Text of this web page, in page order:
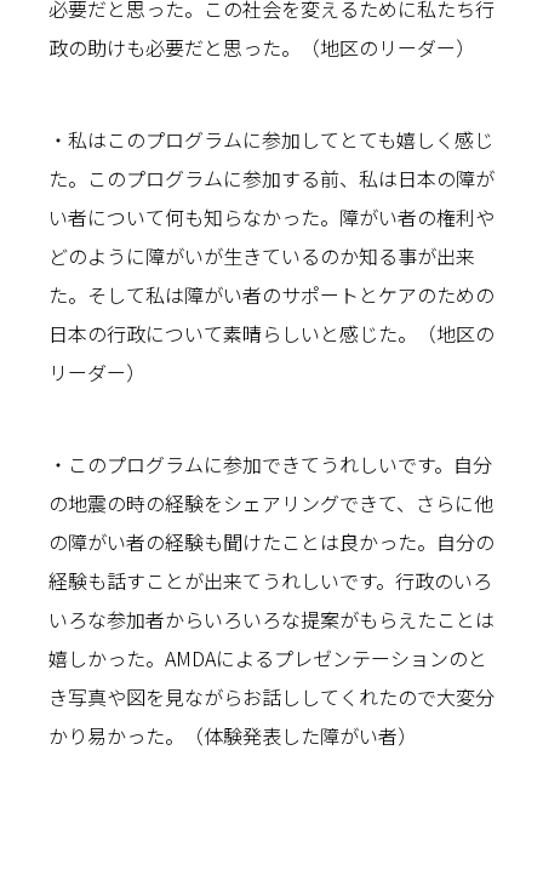
必要だと思った。この社会を変えるために私たち行
政の助けも必要だと思った。（地区のリーダー）
・私はこのプログラムに参加してとても嬉しく感じ
た。このプログラムに参加する前、私は日本の障が
い者について何も知らなかった。障がい者の権利や
どのように障がいが生きているのか知る事が出来
た。そして私は障がい者のサポートとケアのための
日本の行政について素晴らしいと感じた。（地区の
リーダー）
・このプログラムに参加できてうれしいです。自分
の地震の時の経験をシェアリングできて、さらに他
の障がい者の経験も聞けたことは良かった。自分の
経験も話すことが出来てうれしいです。行政のいろ
いろな参加者からいろいろな提案がもらえたことは
嬉しかった。AMDAによるプレゼンテーションのと
き写真や図を見ながらお話ししてくれたので大変分
かり易かった。（体験発表した障がい者）